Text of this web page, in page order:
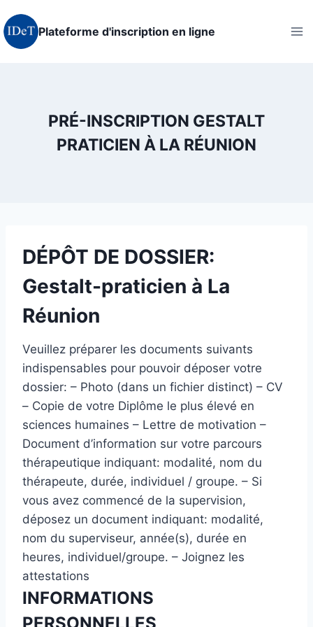
au
contenu
Plateforme d'inscription en ligne
PRÉ-INSCRIPTION GESTALT
PRATICIEN À LA RÉUNION
DÉPÔT DE DOSSIER:
Gestalt-praticien à La
Réunion
Veuillez préparer les documents suivants
indispensables pour pouvoir déposer votre
dossier: – Photo (dans un fichier distinct) – CV
– Copie de votre Diplôme le plus élevé en
sciences humaines – Lettre de motivation –
Document d’information sur votre parcours
thérapeutique indiquant: modalité, nom du
thérapeute, durée, individuel / groupe. – Si
vous avez commencé de la supervision,
déposez un document indiquant: modalité,
nom du superviseur, année(s), durée en
heures, individuel/groupe. – Joignez les
attestations
INFORMATIONS